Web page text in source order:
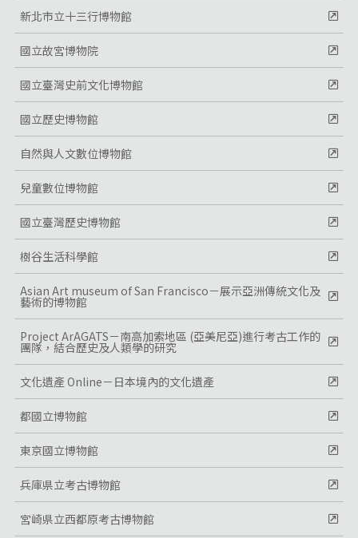
新北市立十三行博物館
國立故宮博物院
國立臺灣史前文化博物館
國立歷史博物館
自然與人文數位博物館
兒童數位博物館
國立臺灣歷史博物館
樹谷生活科學館
Asian Art museum of San Francisco－展示亞洲傳統文化及
藝術的博物館
Project ArAGATS－南高加索地區 (亞美尼亞)進行考古工作的
團隊，結合歷史及人類學的研究
文化遺產 Online－日本境內的文化遺產
都國立博物館
東京國立博物館
兵庫県立考古博物館
宮崎県立西都原考古博物館